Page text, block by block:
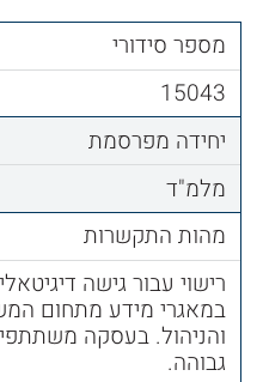
מספר סידורי
15043
יחידה מפרסמת
מלמ"ד
מהות התקשרות
רישוי עבור גישה
במאגרי מידע מתחום
גבוהה.